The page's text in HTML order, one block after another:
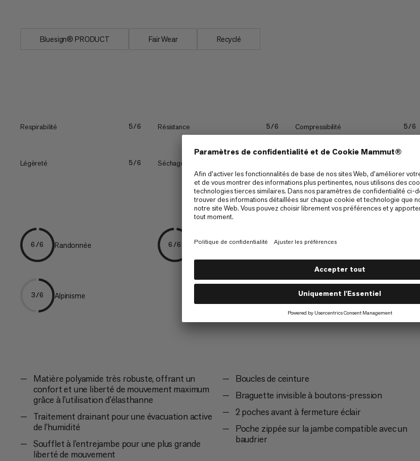
Bluesign® PRODUCT Fair Wear Recyclé
Respirabilité 5/6 Résistance 5/6 Compressibilité 5/6
Légèreté 5/6 Séchage rapide
6/6 Randonnée 6/6 Trekking 3/6 Escalade
3/6 Alpinisme
Matière polyamide très robuste, offrant un
confort et une liberté de mouvement maximum
grâce à l’utilisation d’élasthanne
Traitement drainant pour une évacuation active
de l’humidité
Soufflet à l’entrejambe pour une plus grande
liberté de mouvement
Boucles de ceinture
Braguette invisible à boutons-pression
2 poches avant à fermeture éclair
Poche zippée sur la jambe compatible avec un
baudrier